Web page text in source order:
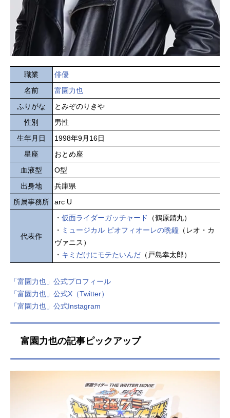
職業
俳優
名前
富園力也
ふりがな
とみぞのりきや
性別
男性
生年月日
1998年9月16日
星座
おとめ座
血液型
O型
出身地
兵庫県
所属事務所
arc U
代表作
・ 仮面ライダーガッチャード
（鶴原錆丸）
・ ミュージカル ピオフィオーレの晩鐘 （レオ・カ
ヴァニス）
・ キミだけにモテたいんだ （戸島幸太郎）
「富園力也」公式プロフィール
「富園力也」公式X（Twitter）
「富園力也」公式Instagram
富園力也の記事ピックアップ